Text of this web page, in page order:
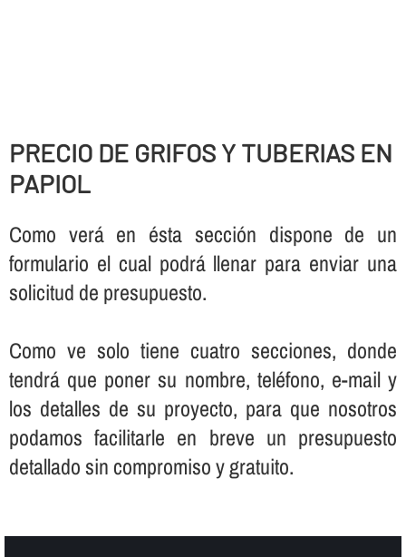
PRECIO DE GRIFOS Y TUBERIAS EN
PAPIOL
Como verá en ésta sección dispone de un
formulario el cual podrá llenar para enviar una
solicitud de presupuesto.
Como ve solo tiene cuatro secciones, donde
tendrá que poner su nombre, teléfono, e-mail y
los detalles de su proyecto, para que nosotros
podamos facilitarle en breve un presupuesto
detallado sin compromiso y gratuito.